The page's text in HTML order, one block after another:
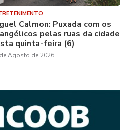
Calmon: Puxada com os
pelas ruas da cidade
quinta-feira (6)
Agosto de 2026